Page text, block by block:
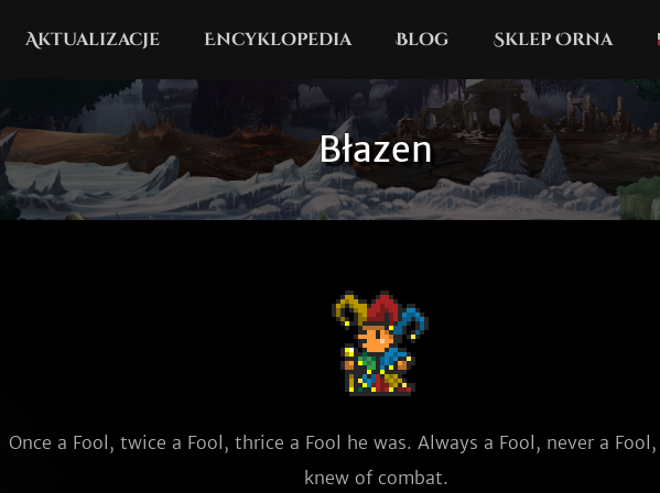
Aktualizacje Encyklopedia Blog Sklep Orna
Błazen
Once a Fool, twice a Fool, thrice a Fool he was. Always a Fool, never a
knew of combat.